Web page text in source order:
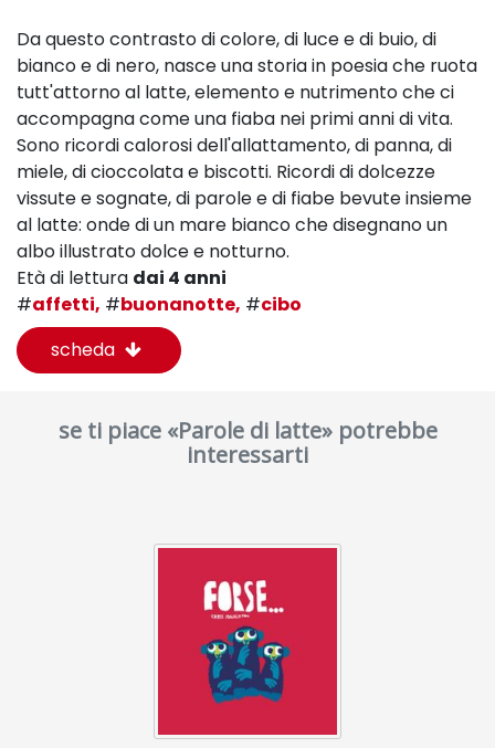
Da questo contrasto di colore, di luce e di buio, di
bianco e di nero, nasce una storia in poesia che ruota
tutt'attorno al latte, elemento e nutrimento che ci
accompagna come una fiaba nei primi anni di vita.
Sono ricordi calorosi dell'allattamento, di panna, di
miele, di cioccolata e biscotti. Ricordi di dolcezze
vissute e sognate, di parole e di fiabe bevute insieme
al latte: onde di un mare bianco che disegnano un
albo illustrato dolce e notturno.
Età di lettura dai 4 anni
#affetti, #buonanotte, #cibo
scheda
se ti piace «Parole di latte» potrebbe
interessarti